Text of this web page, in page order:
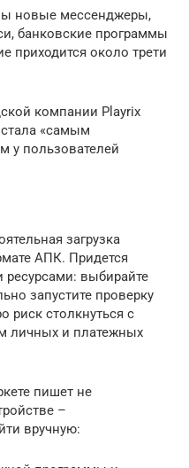
новые мессенджеры,
банковские программы
приходится около трети
компании Playrix
«самым
у пользователей
загрузка
АПК. Придется
ресурсами: выбирайте
запустите проверку
риск столкнуться с
личных и платежных
пишет не
–
вручную: